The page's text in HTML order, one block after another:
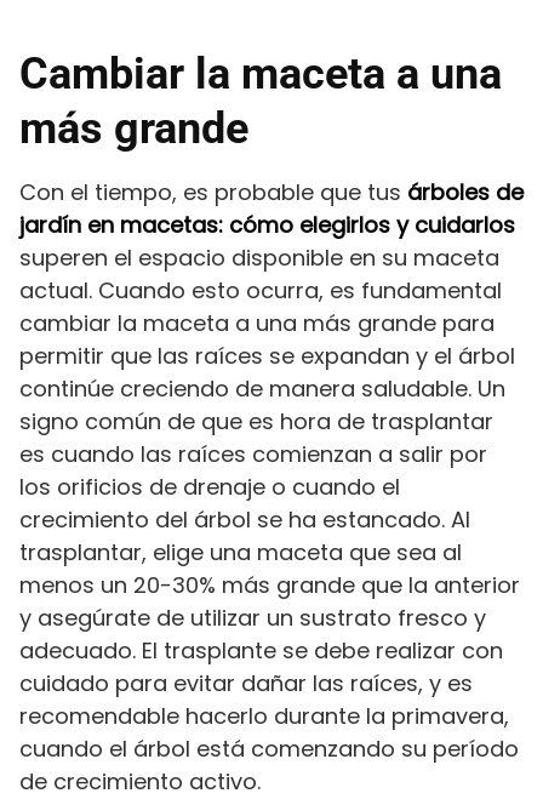
Cambiar la maceta a una
más grande
Con el tiempo, es probable que tus árboles de
jardín en macetas: cómo elegirlos y cuidarlos
superen el espacio disponible en su maceta
actual. Cuando esto ocurra, es fundamental
cambiar la maceta a una más grande para
permitir que las raíces se expandan y el árbol
continúe creciendo de manera saludable. Un
signo común de que es hora de trasplantar
es cuando las raíces comienzan a salir por
los orificios de drenaje o cuando el
crecimiento del árbol se ha estancado. Al
trasplantar, elige una maceta que sea al
menos un 20-30% más grande que la anterior
y asegúrate de utilizar un sustrato fresco y
adecuado. El trasplante se debe realizar con
cuidado para evitar dañar las raíces, y es
recomendable hacerlo durante la primavera,
cuando el árbol está comenzando su período
de crecimiento activo.